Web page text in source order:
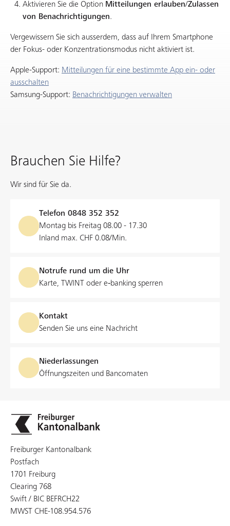
Aktivieren Sie die Option Mitteilungen erlauben/Zulassen
von Benachrichtigungen.
Vergewissern Sie sich ausserdem, dass auf Ihrem Smartphone
der Fokus- oder Konzentrationsmodus nicht aktiviert ist.
Apple-Support: Mitteilungen für eine bestimmte App ein- oder
ausschalten
Samsung-Support: Benachrichtigungen verwalten
Brauchen Sie Hilfe?
Wir sind für Sie da.
Telefon 0848 352 352
Montag bis Freitag 08.00 - 17.30
Inland max. CHF 0.08/Min.
Notrufe rund um die Uhr
Karte, TWINT oder e‑banking sperren
Kontakt
Senden Sie uns eine Nachricht
Niederlassungen
Öffnungszeiten und Bancomaten
Freiburger Kantonalbank
Postfach
1701 Freiburg
Clearing 768
Swift / BIC BEFRCH22
MWST CHE-108.954.576